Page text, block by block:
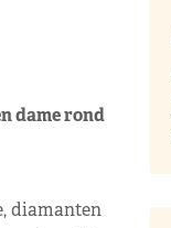
dame rond
diamanten